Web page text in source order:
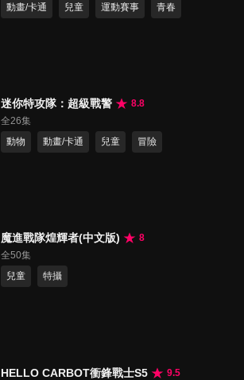
動畫/卡通
兒童 運動賽事 青春
迷你特攻隊：超級戰警
8.8
全26集
動物
動畫/卡通 兒童 冒險
魔進戰隊煌輝者(中文版)
8
全50集
兒童
特攝
HELLO CARBOT衝鋒戰士S5
9.5